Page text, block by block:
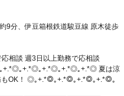
9分、伊豆箱根鉄道駿豆線 原木徒歩
相談 週3日以上勤務で応相談
｡+.*◎｡+.*◎｡+.*◎｡+.*◎｡+.*◎ 夏は涼
もOK！ ◎｡+.*◎｡+.*◎｡+.*◎｡+.*◎｡